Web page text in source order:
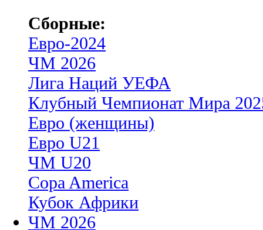
Сборные:
Евро-2024
ЧМ 2026
Лига Наций УЕФА
Клубный Чемпионат Мира
Евро (женщины)
Евро U21
ЧМ U20
Copa America
Кубок Африки
ЧМ 2026